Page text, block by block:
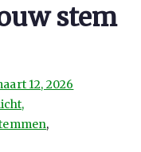
stem
12, 2026
,